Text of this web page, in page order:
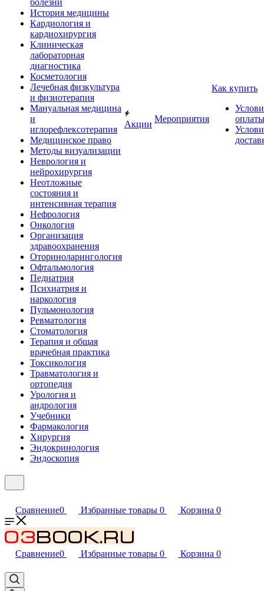
болезни
История медицины
Кардиология и
кардиохирургия
Клиническая
лабораторная
диагностика
Косметология
Лечебная физкультура
и физиотерапия
Мануальная медицина
и
иглорефлексотерапия
Медицинское право
Методы визуализации
Неврология и
нейрохирургия
Неотложные
состояния и
интенсивная терапия
Нефрология
Онкология
Организация
здравоохранения
Оториноларингология
Офтальмология
Педиатрия
Психиатрия и
наркология
Пульмонология
Ревматология
Стоматология
Терапия и общая
врачебная практика
Токсикология
Травматология и
ортопедия
Урология и
андрология
Учебники
Фармакология
Хирургия
Эндокринология
Эндоскопия
Акции
Мероприятия
Как купить
оплаты
Сравнение0 Избранные товары 0 Корзина 0
Сравнение0 Избранные товары 0 Корзина 0